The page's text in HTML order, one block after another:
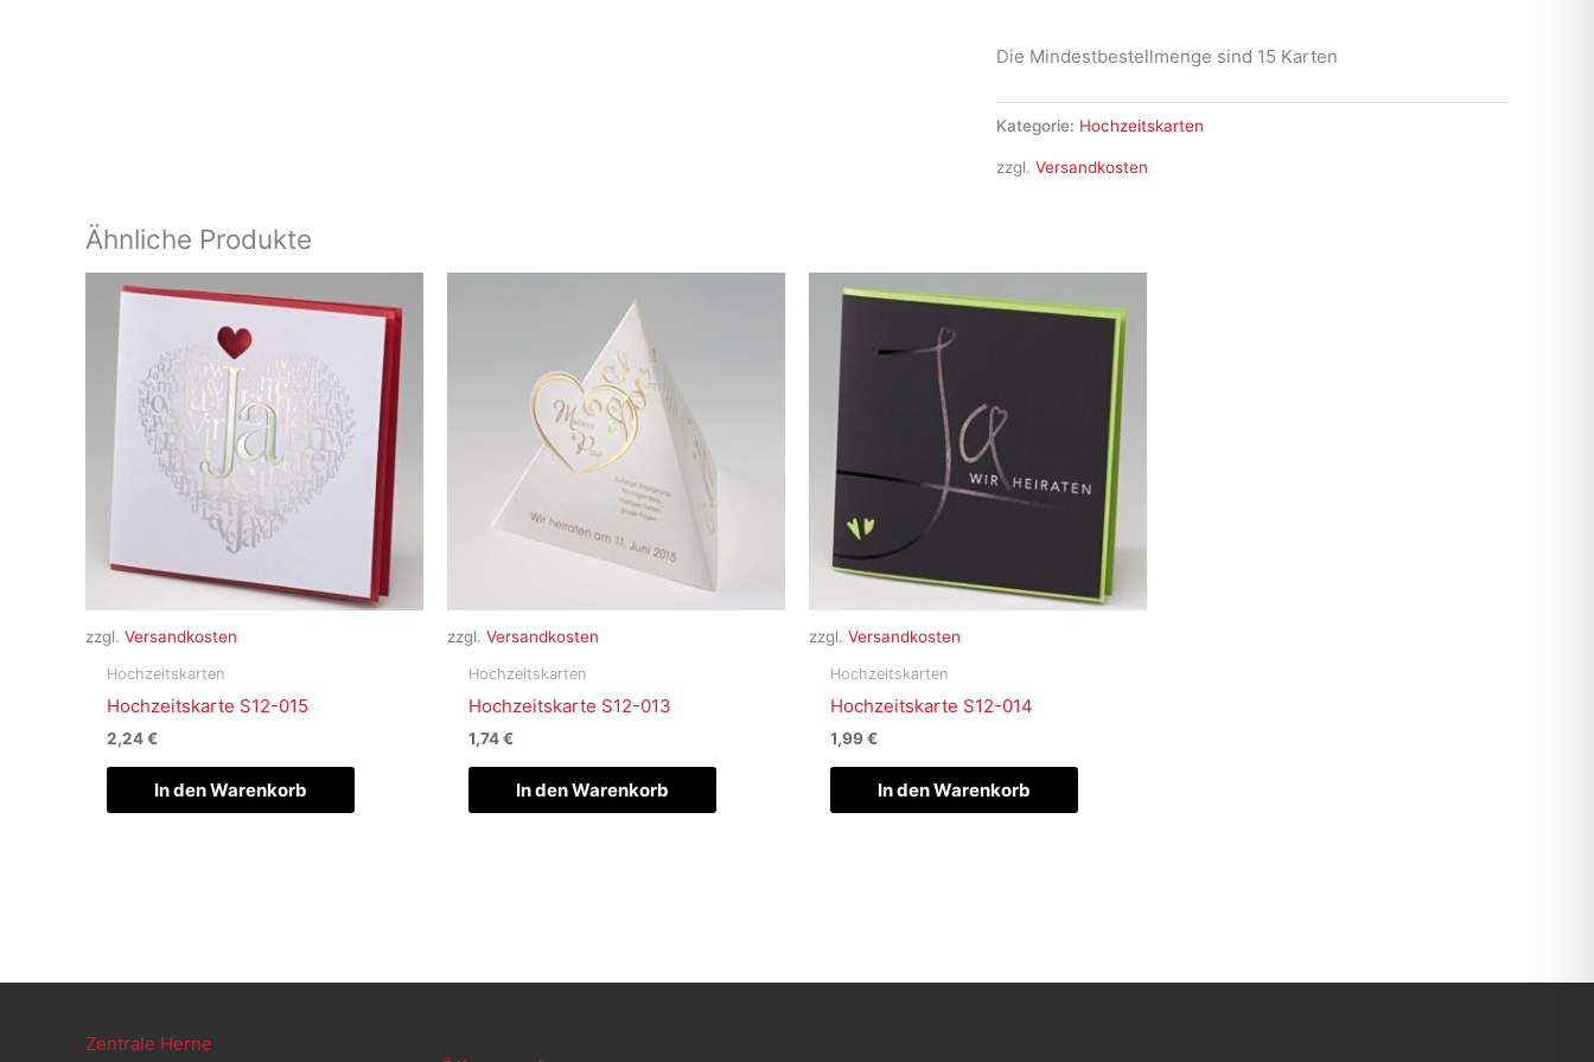
Die Mindestbestellmenge sind 15 Karten
Kategorie: Hochzeitskarten
zzgl. Versandkosten
Ähnliche Produkte
zzgl. Versandkosten
Hochzeitskarten
Hochzeitskarte S12-015
2,24€
In den Warenkorb
zzgl. Versandkosten
Hochzeitskarten
Hochzeitskarte S12-013
1,74€
In den Warenkorb
zzgl. Versandkosten
Hochzeitskarten
Hochzeitskarte S12-014
1,99€
In den Warenkorb
Zentrale Herne